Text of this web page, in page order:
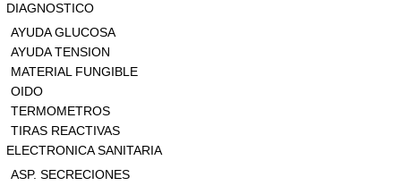
DIAGNOSTICO
AYUDA GLUCOSA
AYUDA TENSION
MATERIAL FUNGIBLE
OIDO
TERMOMETROS
TIRAS REACTIVAS
ELECTRONICA SANITARIA
ASP. SECRECIONES